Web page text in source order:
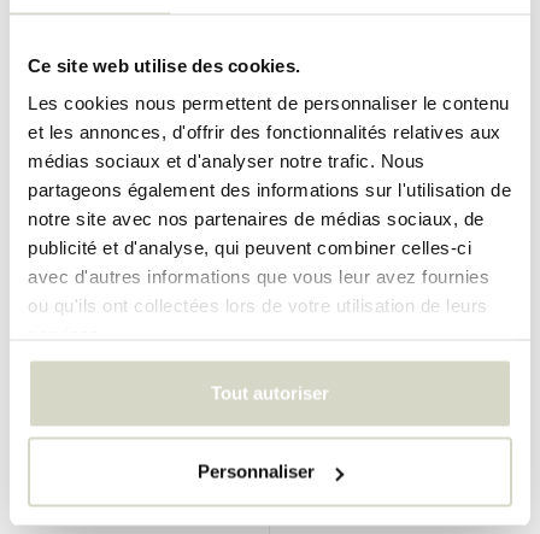
Ce site web utilise des cookies.
Les cookies nous permettent de personnaliser le contenu
et les annonces, d'offrir des fonctionnalités relatives aux
médias sociaux et d'analyser notre trafic. Nous
partageons également des informations sur l'utilisation de
notre site avec nos partenaires de médias sociaux, de
publicité et d'analyse, qui peuvent combiner celles-ci
avec d'autres informations que vous leur avez fournies
ou qu'ils ont collectées lors de votre utilisation de leurs
Tout autoriser
Personnaliser
petite suspension Bell grise
Taxes incluses
Lampe suspendue Bell petit
sable
Taxes incluses